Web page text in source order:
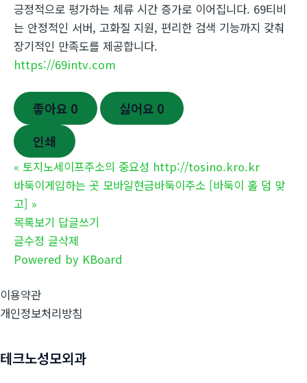
긍정적으로 평가하는 체류 시간 증가로 이어집니다. 69티비
는 안정적인 서버, 고화질 지원, 편리한 검색 기능까지 갖춰
장기적인 만족도를 제공합니다.
https://69intv.com
좋아요 0 싫어요 0
인쇄
« 토지노세이프주소의 중요성 http://tosino.kro.kr
바둑이게임하는 곳 모바일현금바둑이주소 [바둑이 홀 덤 맞
고] »
목록보기 답글쓰기
글수정 글삭제
Powered by KBoard
이용약관
개인정보처리방침
테크노성모외과